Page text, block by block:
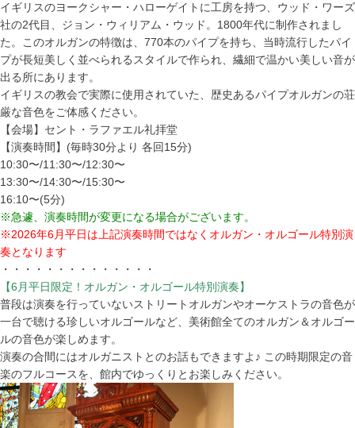
イギリスのヨークシャー・ハローゲイトに工房を持つ、ウッド・ワーズ
社の2代目、ジョン・ウィリアム・ウッド。1800年代に制作されまし
た。このオルガンの特徴は、770本のパイプを持ち、当時流行したパイ
プが長短美しく並べられるスタイルで作られ、繊細で温かい美しい音が
出る所にあります。
イギリスの教会で実際に使用されていた、歴史あるパイプオルガンの荘
厳な音色をご体感ください。
【会場】セント・ラファエル礼拝堂
【演奏時間】(毎時30分より 各回15分)
10:30〜/11:30〜/12:30〜
13:30〜/14:30〜/15:30〜
16:10〜(5分)
※急遽、演奏時間が変更になる場合がございます。
※2026年6月平日は上記演奏時間ではなくオルガン・オルゴール特別演
奏となります
・・・・・・・・・・・・・・
【6月平日限定！オルガン・オルゴール特別演奏】
普段は演奏を行っていないストリートオルガンやオーケストラの音色が
一台で聴ける珍しいオルゴールなど、美術館全てのオルガン＆オルゴー
ルの音色が楽しめます。
演奏の合間にはオルガニストとのお話もできますよ♪ この時期限定の音
楽のフルコースを、館内でゆっくりとお楽しみください。